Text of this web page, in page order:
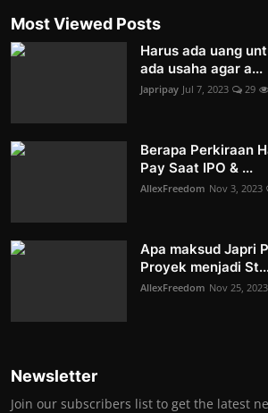
Most Viewed Posts
Harus ada uang
ada usaha agar a...
Japripay Jul 7, 2023 29
Berapa Perkiraan
Pay Saat IPO & ...
AllexFreedom Nov 3, 2023
Apa maksud Japri
Proyek menjadi
AllexFreedom Nov 25, 2023
Newsletter
Join our subscribers list to get the latest